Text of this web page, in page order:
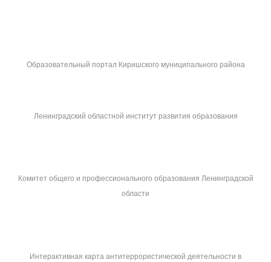
Образовательный портал Киришского муниципального района
Ленинградский областной институт развития образования
Комитет общего и профессионального образования Ленинградской
области
Интерактивная карта антитеррористической деятельности в